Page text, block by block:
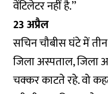
वेंटिलेटर नहीं है.’’
23 अप्रैल
सचिन चौबीस घंटे में
जिला अस्पताल,
चक्कर काटते रहे. वो